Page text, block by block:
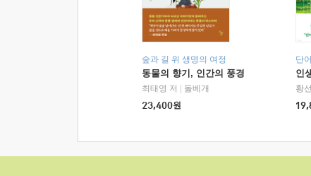
숲과 길 위 생명의 여정
동물의 향기, 인간의 풍경
최태영 저
돌베개
23,400원
단
인
황